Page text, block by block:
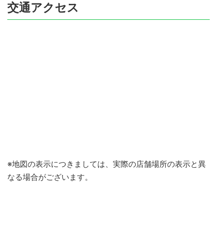
交通アクセス
※地図の表示につきましては、実際の店舗場所の表示と異
なる場合がございます。